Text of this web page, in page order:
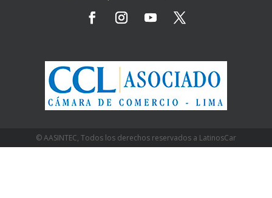
© AASINTEC, Todos los derechos reservados a LatinosCar